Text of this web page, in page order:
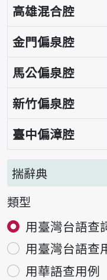
高雄混合腔
金門偏泉腔
馬公偏泉腔
新竹偏泉腔
臺中偏漳腔
揣辭典
類型
用臺灣台語查
用臺灣台語查
用華語查用例